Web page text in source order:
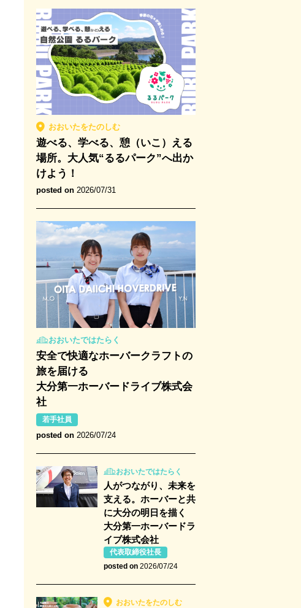
おおいたをたのしむ
遊べる、学べる、憩（いこ）える
場所。大人気“るるパーク”へ出か
けよう！
posted on 2026/07/31
おおいたではたらく
安全で快適なホーバークラフトの
旅を届ける
大分第一ホーバードライブ株式会
社
若手社員
posted on 2026/07/24
おおいたではたらく
人がつながり、未来を
支える。ホーバーと共
に大分の明日を描く
大分第一ホーバードラ
イブ株式会社
代表取締役社長
posted on 2026/07/24
おおいたをたのしむ